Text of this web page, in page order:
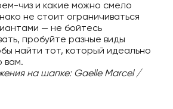
чиз и какие можно смело
не стоит ограничиваться
— не бойтесь
пробуйте разные виды
найти тот, который идеально
вам.
на шапке: Gaelle Marcel /